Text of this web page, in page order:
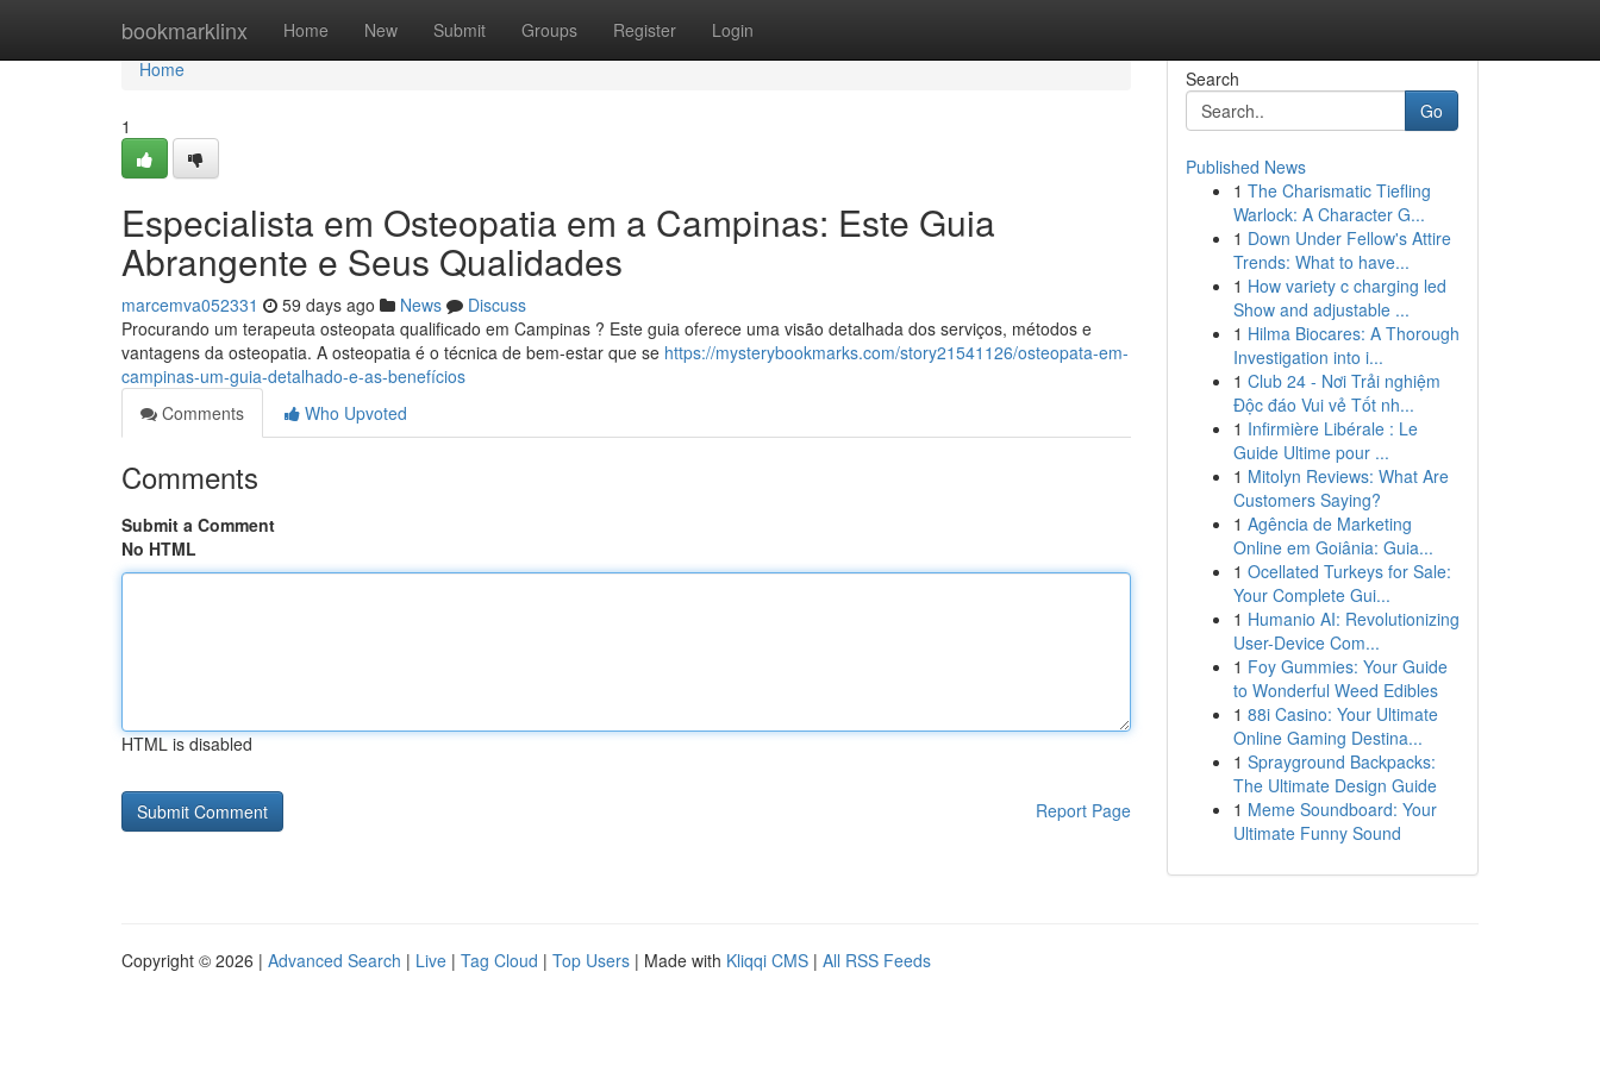
bookmarklinx Home New Submit Groups Register Login
Home
Home
1
Especialista em Osteopatia em a Campinas: Este Guia
Abrangente e Seus Qualidades
marcemva052331 59 days ago News
Discuss
Procurando um terapeuta osteopata qualificado em Campinas ? Este guia oferece uma visão detalhada dos serviços, métodos e
vantagens da osteopatia. A osteopatia é o técnica de bem-estar que se https://mysterybookmarks.com/story21541126/osteopata-em-
campinas-um-guia-detalhado-e-as-benefícios
Comments
Who Upvoted
Comments
Submit a Comment
No HTML
HTML is disabled
Report Page
Search
Go
Published News
1 The Charismatic Tiefling
Warlock: A Character G...
1 Down Under Fellow's Attire
Trends: What to have...
1 How variety c charging led
Show and adjustable ...
1 Hilma Biocares: A Thorough
Investigation into i...
1 Club 24 - Nơi Trải nghiệm
Độc đáo Vui vẻ Tốt nh...
1 Infirmière Libérale : Le
Guide Ultime pour ...
1 Mitolyn Reviews: What Are
Customers Saying?
1 Agência de Marketing
Online em Goiânia: Guia...
1 Ocellated Turkeys for Sale:
Your Complete Gui...
1 Humanio AI: Revolutionizing
User-Device Com...
1 Foy Gummies: Your Guide
to Wonderful Weed Edibles
1 88i Casino: Your Ultimate
Online Gaming Destina...
1 Sprayground Backpacks:
The Ultimate Design Guide
1 Meme Soundboard: Your
Ultimate Funny Sound
Copyright © 2026 | Advanced Search | Live | Tag Cloud | Top Users | Made with Kliqqi CMS | All RSS Feeds